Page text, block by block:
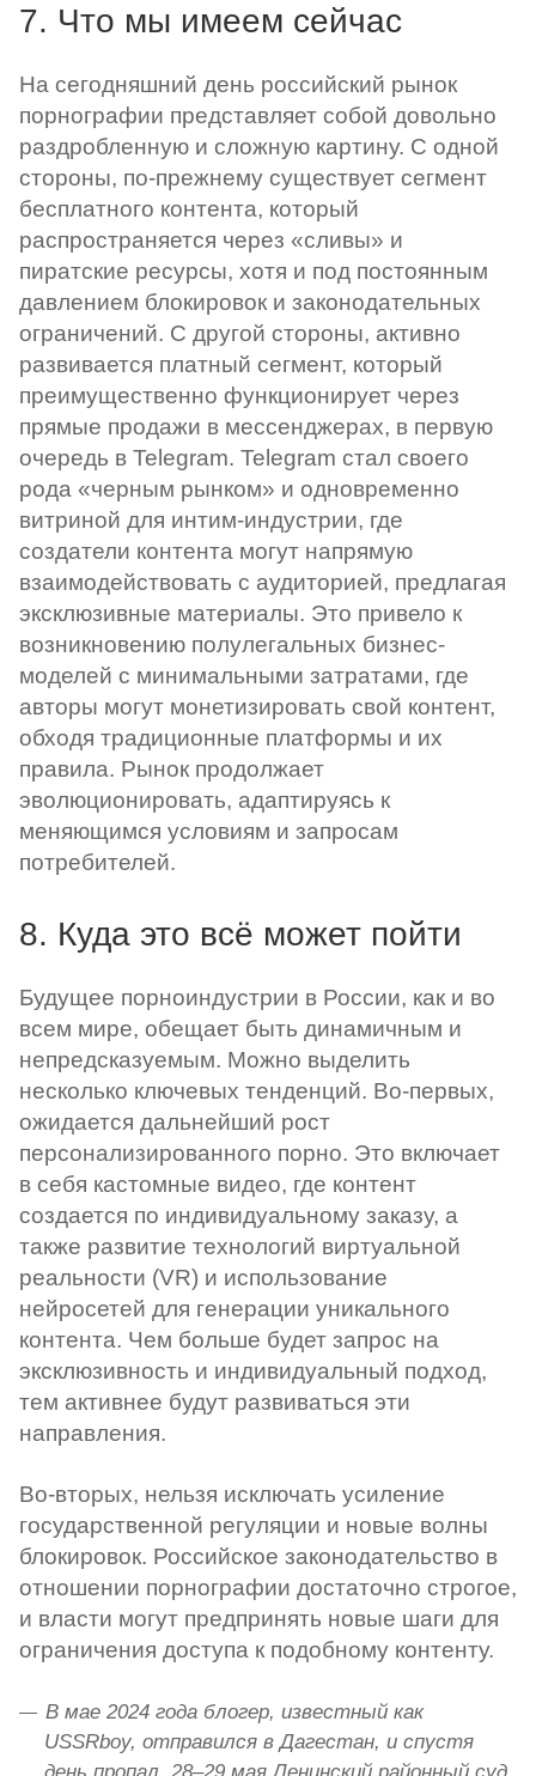
7. Что мы имеем сейчас
На сегодняшний день российский рынок
порнографии представляет собой довольно
раздробленную и сложную картину. С одной
стороны, по-прежнему существует сегмент
бесплатного контента, который
распространяется через «сливы» и
пиратские ресурсы, хотя и под постоянным
давлением блокировок и законодательных
ограничений. С другой стороны, активно
развивается платный сегмент, который
преимущественно функционирует через
прямые продажи в мессенджерах, в первую
очередь в Telegram. Telegram стал своего
рода «черным рынком» и одновременно
витриной для интим-индустрии, где
создатели контента могут напрямую
взаимодействовать с аудиторией, предлагая
эксклюзивные материалы. Это привело к
возникновению полулегальных бизнес-
моделей с минимальными затратами, где
авторы могут монетизировать свой контент,
обходя традиционные платформы и их
правила. Рынок продолжает
эволюционировать, адаптируясь к
меняющимся условиям и запросам
потребителей.
8. Куда это всё может пойти
Будущее порноиндустрии в России, как и во
всем мире, обещает быть динамичным и
непредсказуемым. Можно выделить
несколько ключевых тенденций. Во-первых,
ожидается дальнейший рост
персонализированного порно. Это включает
в себя кастомные видео, где контент
создается по индивидуальному заказу, а
также развитие технологий виртуальной
реальности (VR) и использование
нейросетей для генерации уникального
контента. Чем больше будет запрос на
эксклюзивность и индивидуальный подход,
тем активнее будут развиваться эти
направления.
Во-вторых, нельзя исключать усиление
государственной регуляции и новые волны
блокировок. Российское законодательство в
отношении порнографии достаточно строгое,
и власти могут предпринять новые шаги для
ограничения доступа к подобному контенту.
В мае 2024 года блогер, известный как
USSRboy, отправился в Дагестан, и спустя
день пропал. 28–29 мая Ленинский районный суд